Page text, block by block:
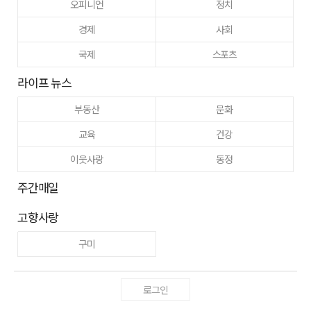
오피니언
정치
경제
사회
국제
스포츠
라이프 뉴스
부동산
문화
교육
건강
이웃사랑
동정
주간매일
고향사랑
구미
로그인